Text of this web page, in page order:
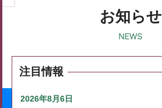
お知らせ
注目情報
2026年8月6日